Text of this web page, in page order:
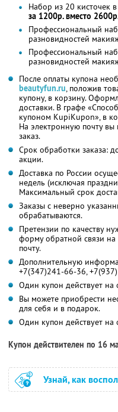
Набор из 20 кисточек
за 1200р. вместо
Профессиональный
разновидностей
Профессиональный
разновидностей
После оплаты купона
beautyfun.ru, положив
купону, в корзину.
доставки. В графе
купоном KupiKupon», в
На электронную почту
заказ.
Срок обработки заказа:
акции.
Доставка по России
недель (исключая
Максимальный срок
Заказы с неверно
обрабатываются.
Претензии по качеству
форму обратной связи
почту.
Дополнительную
+7(347)241-66-36,
Один купон действует
Вы можете приобрести
для себя и в подарок.
Один купон действует на
Купон действителен по 16
Узнай, как